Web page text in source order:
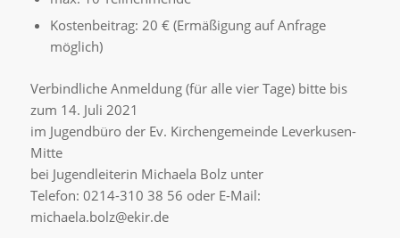
Kostenbeitrag: 20 € (Ermäßigung auf Anfrage
möglich)
Verbindliche Anmeldung (für alle vier Tage) bitte bis
zum 14. Juli 2021
im Jugendbüro der Ev. Kirchengemeinde Leverkusen-
Mitte
bei Jugendleiterin Michaela Bolz unter
Telefon: 0214-310 38 56 oder E-Mail:
michaela.bolz@ekir.de